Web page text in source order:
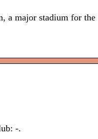
a major stadium for the
-.